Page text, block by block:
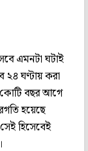
এমনটা ঘটাই
২৪ ঘণ্টায় করা
বছর আগে
হয়েছে
হিসেবেই